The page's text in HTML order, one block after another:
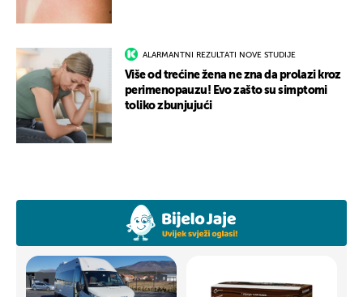
ALARMANTNI REZULTATI NOVE STUDIJE
Više od trećine žena ne zna da prolazi kroz
perimenopauzu! Evo zašto su simptomi
toliko zbunjujući